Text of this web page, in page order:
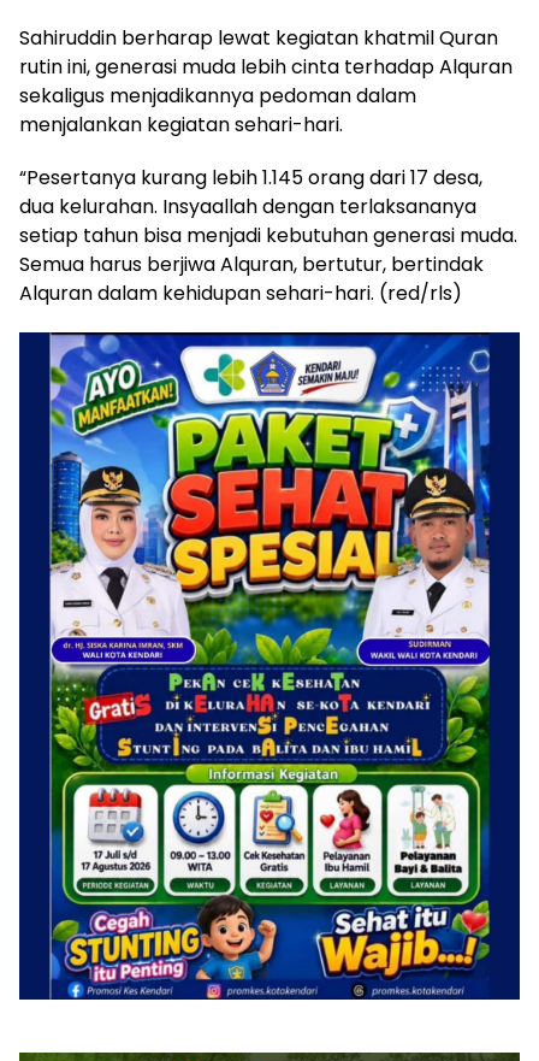
Sahiruddin berharap lewat kegiatan khatmil Quran
rutin ini, generasi muda lebih cinta terhadap Alquran
sekaligus menjadikannya pedoman dalam
menjalankan kegiatan sehari-hari.
“Pesertanya kurang lebih 1.145 orang dari 17 desa,
dua kelurahan. Insyaallah dengan terlaksananya
setiap tahun bisa menjadi kebutuhan generasi muda.
Semua harus berjiwa Alquran, bertutur, bertindak
Alquran dalam kehidupan sehari-hari. (red/rls)